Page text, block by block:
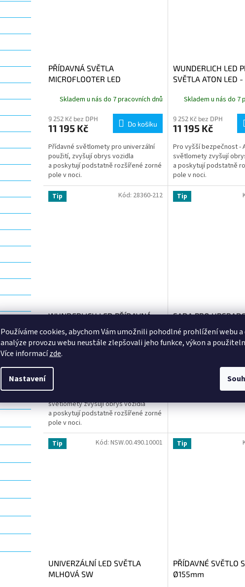
Používáme cookies, abychom Vám umožnili pohodlné prohlížení webu a
analýze provozu webu neustále zlepšovali jeho funkce, výkon a
Více informacízde.
Nastavení
PŘÍDAVNÁ SVĚTLA
MICROFLOOTER LED
Skladem u nás do 7 pracovních dnů
9 252 Kč bez DPH
11 195 Kč Do košíku
Přídavné světlomety pro univerzální
použití, zvyšují obrys vozidla
a poskytují podstatně rozšířené zorné
pole v noci.
WUNDERLICH LED
SVĚTLA ATON LED -
Skladem u nás do 7
9 252 Kč bez DPH
11 195 Kč
Pro vyšší bezpečnost -
světlomety zvyšují
a poskytují podstatně
pole v noci.
Tip
WUNDERLICH LED PŘÍDAVNÁ
SVĚTLA ATON R1200,1250 GS-
LC - ČERNÁ
Skladem u nás do 7 pracovních dnů
9 252 Kč bez DPH
světlomety zvyšují obrys vozidla
a poskytují podstatně rozšířené zorné
pole v noci.
Kód: 28360-212 Tip
SADA PRO
SVĚTLA
Skladem u nás do 7
6 374 Kč bez DPH
Tip
UNIVERZÁLNÍ LED SVĚTLA
MLHOVÁ SW
Kód: NSW.00.490.10001 Tip
PŘÍDAVNÉ SVĚTLO
Ø155mm